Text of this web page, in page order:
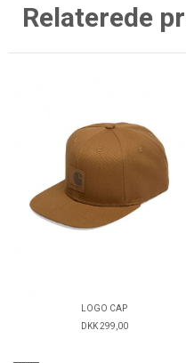
Relaterede
LOGO CAP
DKK 299,00